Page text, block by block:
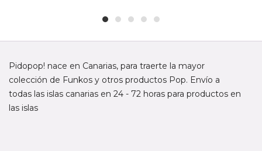
Pidopop! nace en Canarias, para traerte la mayor
colección de Funkos y otros productos Pop. Envío a
todas las islas canarias en 24 - 72 horas para productos en
las islas